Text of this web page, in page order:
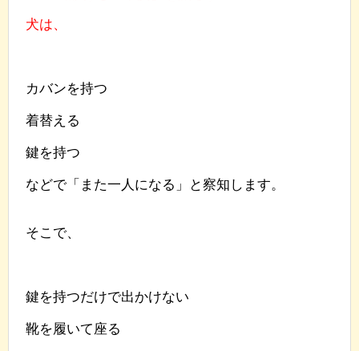
犬は、
カバンを持つ
着替える
鍵を持つ
などで「また一人になる」と察知します。
そこで、
鍵を持つだけで出かけない
靴を履いて座る